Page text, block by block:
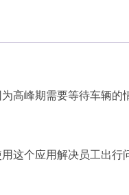
高峰期需要等待车辆的
这个应用解决员工出行